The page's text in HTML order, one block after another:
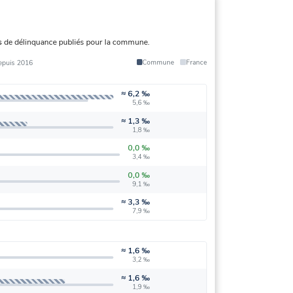
de délinquance publiés pour la commune.
2016 Commune
France
≈6,2 ‰
5,6 ‰
≈ 1,3 ‰
1,8 ‰
0,0 ‰
3,4 ‰
0,0 ‰
9,1 ‰
≈ 3,3 ‰
7,9 ‰
≈ 1,6 ‰
3,2 ‰
≈ 1,6 ‰
1,9 ‰